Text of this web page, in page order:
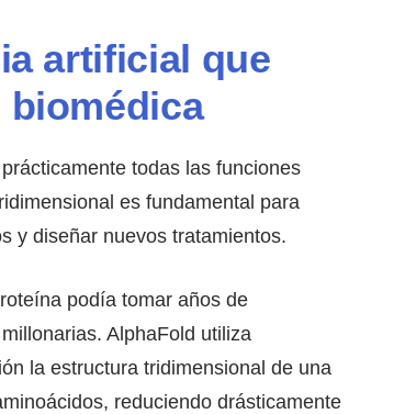
artificial que
todas las funciones
es fundamental para
y diseñar nuevos tratamientos.
podía tomar años de
AlphaFold utiliza
la estructura tridimensional de una
reduciendo drásticamente